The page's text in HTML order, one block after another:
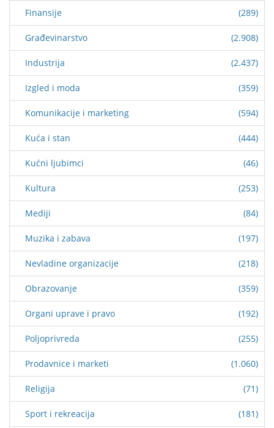
Finansije (289)
Građevinarstvo (2.908)
Industrija (2.437)
Izgled i moda (359)
Komunikacije i marketing (594)
Kuća i stan (444)
Kućni ljubimci (46)
Kultura (253)
Mediji (84)
Muzika i zabava (197)
Nevladine organizacije (218)
Obrazovanje (359)
Organi uprave i pravo (192)
Poljoprivreda (255)
Prodavnice i marketi (1.060)
Religija (71)
Sport i rekreacija (181)